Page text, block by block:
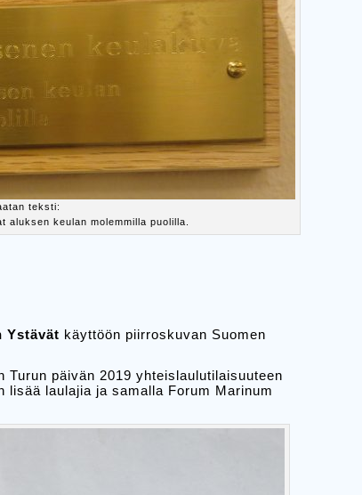
teksti:
aluksen keulan molemmilla puolilla.
Ystävät käyttöön piirroskuvan Suomen
päivän 2019 yhteislaulutilaisuuteen
lisää laulajia ja samalla Forum Marinum